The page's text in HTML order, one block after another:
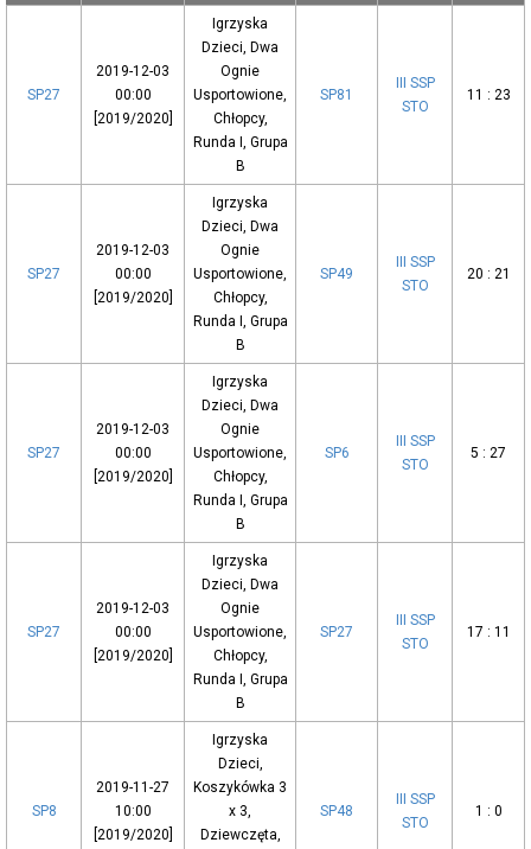
SP27
2019-12-03
00:00
[2019/2020]
Igrzyska
Dzieci, Dwa
Ognie
Usportowione,
Chłopcy,
Runda I, Grupa
B
SP81
III SSP
STO
11 : 23
SP27
2019-12-03
00:00
[2019/2020]
Igrzyska
Dzieci, Dwa
Ognie
Usportowione,
Chłopcy,
Runda I, Grupa
B
SP49
III SSP
STO
20 : 21
SP27
2019-12-03
00:00
[2019/2020]
Igrzyska
Dzieci, Dwa
Ognie
Usportowione,
Chłopcy,
Runda I, Grupa
B
SP6
III SSP
STO
5 : 27
SP27
2019-12-03
00:00
[2019/2020]
Igrzyska
Dzieci, Dwa
Ognie
Usportowione,
Chłopcy,
Runda I, Grupa
B
SP27
III SSP
STO
17 : 11
SP8
2019-11-27
10:00
[2019/2020]
Igrzyska
Dzieci,
Koszykówka 3
x 3,
Dziewczęta,
SP48
III SSP
STO
1 : 0